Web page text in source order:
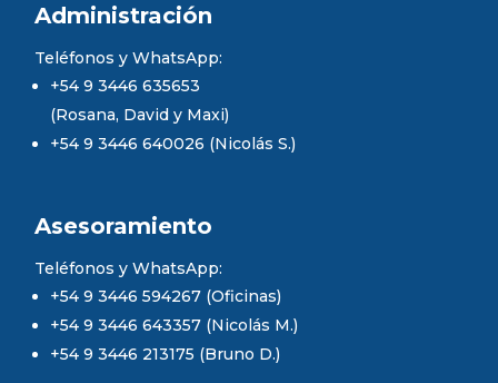
Administración
Teléfonos y WhatsApp:
+54 9 3446 635653
(Rosana, David y Maxi)
+54 9 3446 640026 (Nicolás S.)
Asesoramiento
Teléfonos y WhatsApp:
+54 9 3446 594267 (Oficinas)
+54 9 3446 643357 (Nicolás M.)
+54 9 3446 213175 (Bruno D.)